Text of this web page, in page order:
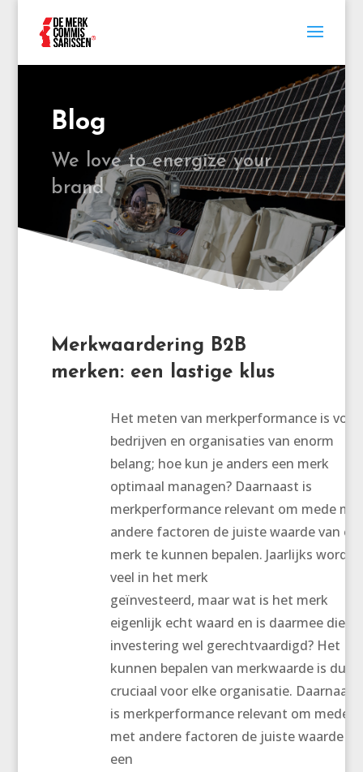
Blog
We love to energize your
brand
Merkwaardering B2B
merken: een lastige klus
Het meten van merkperformance is voor
bedrijven en organisaties van enorm
belang; hoe kun je anders een merk
optimaal managen? Daarnaast is
merkperformance relevant om mede
andere factoren de juiste waarde van
merk te kunnen bepalen. Jaarlijks wordt
veel in het merk
geïnvesteerd, maar wat is het merk
eigenlijk echt waard en is daarmee die
investering wel gerechtvaardigd? Het
kunnen bepalen van merkwaarde is dus
cruciaal voor elke organisatie. Daarnaast
is merkperformance relevant om mede
met andere factoren de juiste waarde
een